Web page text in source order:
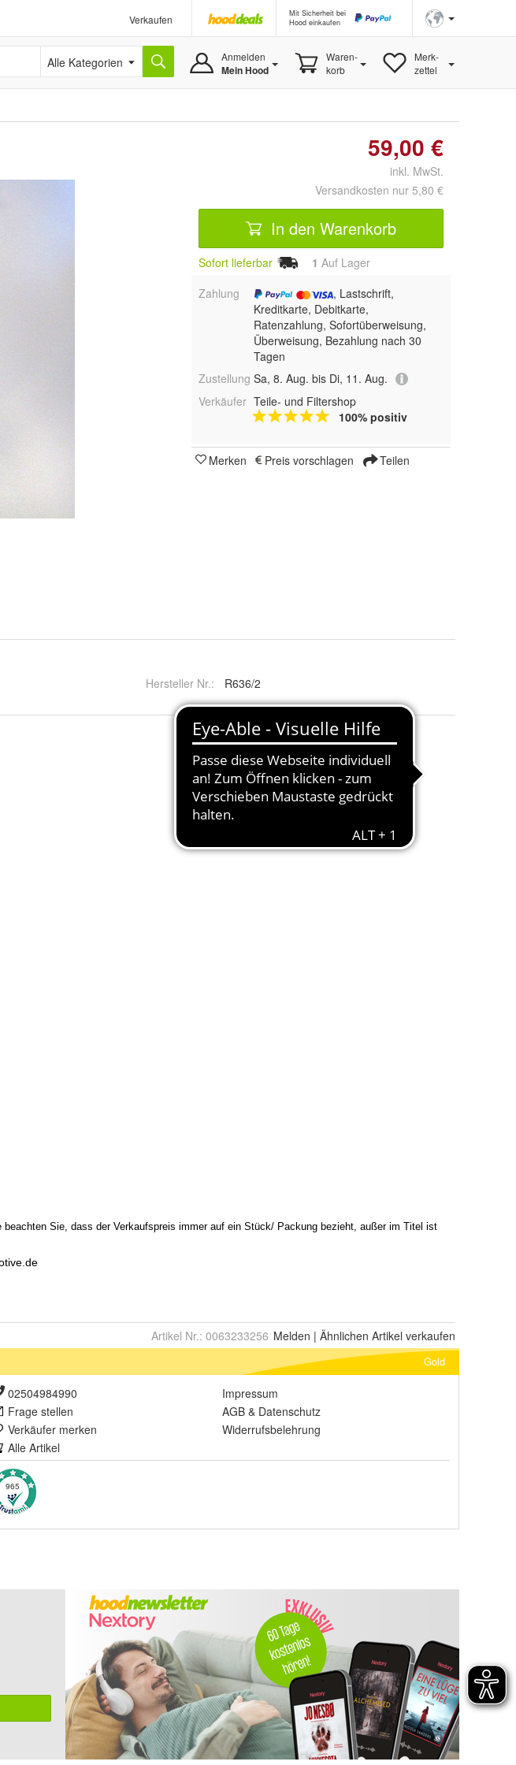
Verkaufen
Mit Sicherheit bei
Hood einkaufen
Alle Kategorien Anmelden
Mein Hood
Waren-
korb
Merk-
zettel
59,00 €
inkl. MwSt.
Versandkosten nur 5,80 €
In den Warenkorb
Sofort lieferbar 1 Auf Lager
Zahlung
, Lastschrift,
Kreditkarte, Debitkarte,
Ratenzahlung, Sofortüberweisung,
Überweisung, Bezahlung nach 30
Tagen
Zustellung Sa, 8. Aug. bis Di, 11. Aug.
Verkäufer Teile- und Filtershop
100% positiv
Merken Preis vorschlagen Teilen
Hersteller Nr.: R636/2
Artikel Nr.: 0063233256 Melden | Ähnlichen Artikel verkaufen
Gold
02504984990
Frage stellen
Verkäufer merken
Alle Artikel
Impressum
AGB & Datenschutz
Widerrufsbelehrung
965